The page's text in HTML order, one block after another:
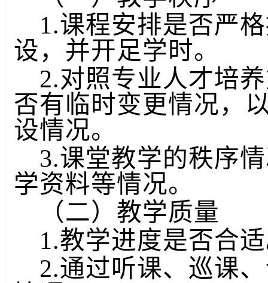
1.课程安排是否严
设，并开足学时。
2.对照专业人才培
否有临时变更情况，
设情况。
3.课堂教学的秩序
学资料等情况。
（二）教学质量
1.教学进度是否合
2.通过听课、巡课